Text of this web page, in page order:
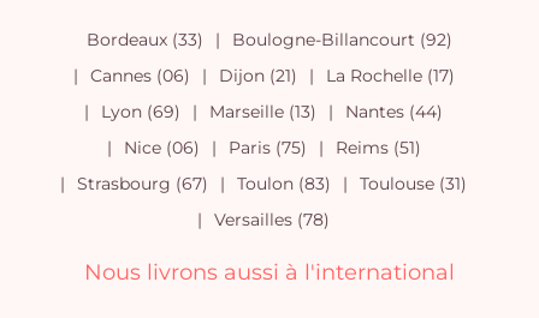
Bordeaux (33)
Boulogne-Billancourt (92)
Cannes (06)
Dijon (21)
La Rochelle (17)
Lyon (69)
Marseille (13)
Nantes (44)
Nice (06)
Paris (75)
Reims (51)
Strasbourg (67)
Toulon (83)
Toulouse (31)
Versailles (78)
Nous livrons aussi à l'international